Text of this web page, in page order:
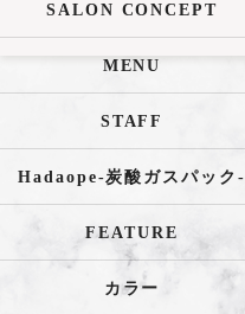
SALON CONCEPT
MENU
STAFF
Hadaope-炭酸ガスパック-
FEATURE
カラー